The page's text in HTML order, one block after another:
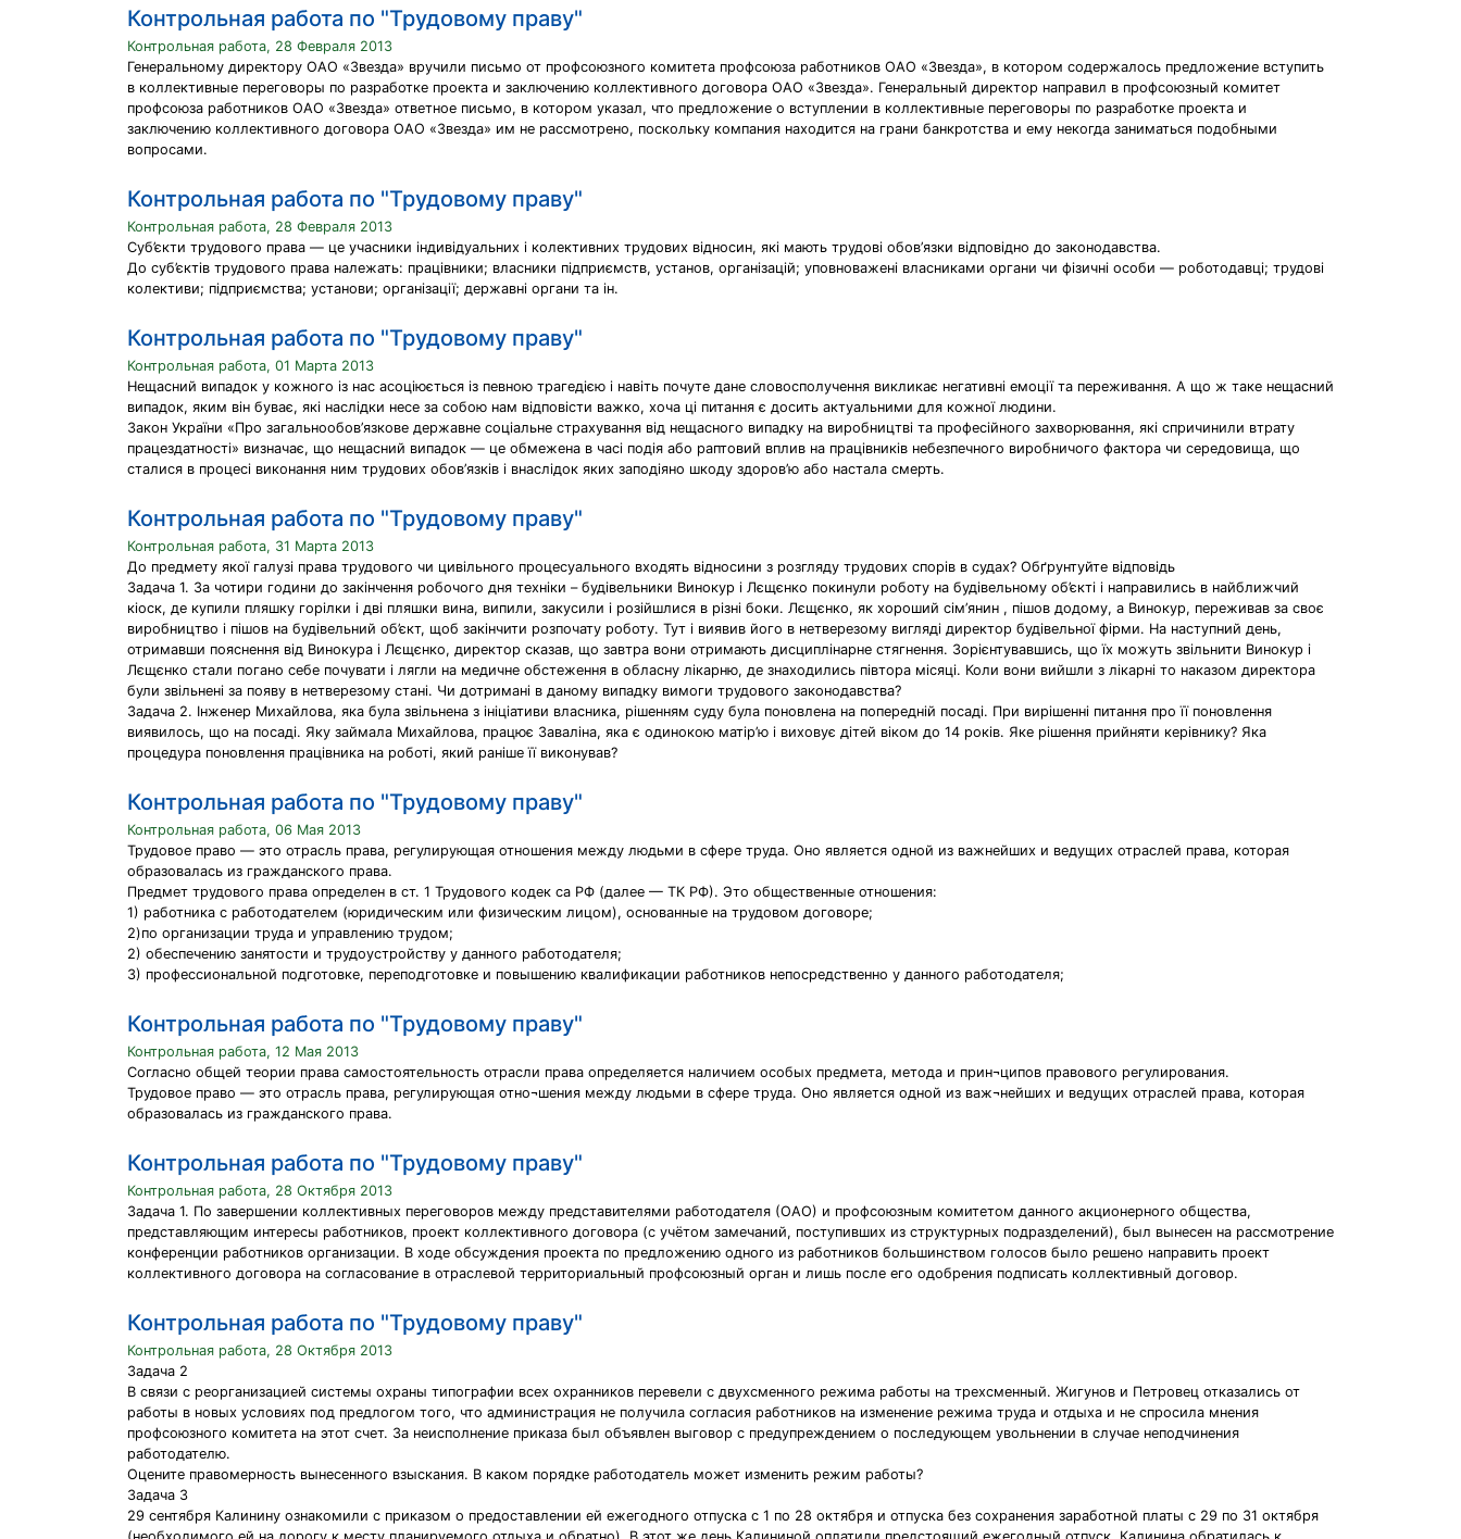
Контрольная работа по "Трудовому праву"
Контрольная работа, 28 Февраля 2013
Генеральному директору ОАО «Звезда» вручили письмо от профсоюзного комитета профсоюза работников ОАО «Звезда», в котором содержалось предложение вступить
в коллективные переговоры по разработке проекта и заключению коллективного договора ОАО «Звезда». Генеральный директор направил в профсоюзный комитет
профсоюза работников ОАО «Звезда» ответное письмо, в котором указал, что предложение о вступлении в коллективные переговоры по разработке проекта и
заключению коллективного договора ОАО «Звезда» им не рассмотрено, поскольку компания находится на грани банкротства и ему некогда заниматься подобными
вопросами.
Контрольная работа по "Трудовому праву"
Контрольная работа, 28 Февраля 2013
Суб’єкти трудового права — це учасники індивідуальних і колективних трудових відносин, які мають трудові обов’язки відповідно до законодавства.
До суб’єктів трудового права належать: працівники; власники підприємств, установ, організацій; уповноважені власниками органи чи фізичні особи — роботодавці; трудові
колективи; підприємства; установи; організації; державні органи та ін.
Контрольная работа по "Трудовому праву"
Контрольная работа, 01 Марта 2013
Нещасний випадок у кожного із нас асоціюється із певною трагедією і навіть почуте дане словосполучення викликає негативні емоції та переживання. А що ж таке нещасний
випадок, яким він буває, які наслідки несе за собою нам відповісти важко, хоча ці питання є досить актуальними для кожної людини.
Закон України «Про загальнообов’язкове державне соціальне страхування від нещасного випадку на виробництві та професійного захворювання, які спричинили втрату
працездатності» визначає, що нещасний випадок — це обмежена в часі подія або раптовий вплив на працівників небезпечного виробничого фактора чи середовища, що
сталися в процесі виконання ним трудових обов’язків і внаслідок яких заподіяно шкоду здоров’ю або настала смерть.
Контрольная работа по "Трудовому праву"
Контрольная работа, 31 Марта 2013
До предмету якої галузі права трудового чи цивільного процесуального входять відносини з розгляду трудових спорів в судах? Обґрунтуйте відповідь
Задача 1. За чотири години до закінчення робочого дня техніки – будівельники Винокур і Лєщєнко покинули роботу на будівельному об’єкті і направились в найближчий
кіоск, де купили пляшку горілки і дві пляшки вина, випили, закусили і розійшлися в різні боки. Лєщєнко, як хороший сім’янин , пішов додому, а Винокур, переживав за своє
виробництво і пішов на будівельний об’єкт, щоб закінчити розпочату роботу. Тут і виявив його в нетверезому вигляді директор будівельної фірми. На наступний день,
отримавши пояснення від Винокура і Лєщєнко, директор сказав, що завтра вони отримають дисциплінарне стягнення. Зорієнтувавшись, що їх можуть звільнити Винокур і
Лєщєнко стали погано себе почувати і лягли на медичне обстеження в обласну лікарню, де знаходились півтора місяці. Коли вони вийшли з лікарні то наказом директора
були звільнені за появу в нетверезому стані. Чи дотримані в даному випадку вимоги трудового законодавства?
Задача 2. Інженер Михайлова, яка була звільнена з ініціативи власника, рішенням суду була поновлена на попередній посаді. При вирішенні питання про її поновлення
виявилось, що на посаді. Яку займала Михайлова, працює Заваліна, яка є одинокою матір’ю і виховує дітей віком до 14 років. Яке рішення прийняти керівнику? Яка
процедура поновлення працівника на роботі, який раніше її виконував?
Контрольная работа по "Трудовому праву"
Контрольная работа, 06 Мая 2013
Трудовое право — это отрасль права, регулирующая отношения между людьми в сфере труда. Оно является одной из важнейших и ведущих отраслей права, которая
образовалась из гражданского права.
Предмет трудового права определен в ст. 1 Трудового кодек са РФ (далее — ТК РФ). Это общественные отношения:
1) работника с работодателем (юридическим или физическим лицом), основанные на трудовом договоре;
2)по организации труда и yпpaвлению трудом;
2) обеспечению занятости и трудоустройству у данного работодателя;
3) профессиональной подготовке, переподготовке и повышению квалификации работников непосредственно у данного работодателя;
Контрольная работа по "Трудовому праву"
Контрольная работа, 12 Мая 2013
Согласно общей теории права самостоятельность отрасли права определяется наличием особых предмета, метода и прин¬ципов правового регулирования.
Трудовое право — это отрасль права, регулирующая отно¬шения между людьми в сфере труда. Оно является одной из важ¬нейших и ведущих отраслей права, которая
образовалась из гражданского права.
Контрольная работа по "Трудовому праву"
Контрольная работа, 28 Октября 2013
Задача 1. По завершении коллективных переговоров между представителями работодателя (ОАО) и профсоюзным комитетом данного акционерного общества,
представляющим интересы работников, проект коллективного договора (с учётом замечаний, поступивших из структурных подразделений), был вынесен на рассмотрение
конференции работников организации. В ходе обсуждения проекта по предложению одного из работников большинством голосов было решено направить проект
коллективного договора на согласование в отраслевой территориальный профсоюзный орган и лишь после его одобрения подписать коллективный договор.
Контрольная работа по "Трудовому праву"
Контрольная работа, 28 Октября 2013
Задача 2
В связи с реорганизацией системы охраны типографии всех охранников перевели с двухсменного режима работы на трехсменный. Жигунов и Петровец отказались от
работы в новых условиях под предлогом того, что администрация не получила согласия работников на изменение режима труда и отдыха и не спросила мнения
профсоюзного комитета на этот счет. За неисполнение приказа был объявлен выговор с предупреждением о последующем увольнении в случае неподчинения
работодателю.
Оцените правомерность вынесенного взыскания. В каком порядке работодатель может изменить режим работы?
Задача 3
29 сентября Калинину ознакомили с приказом о предоставлении ей ежегодного отпуска с 1 по 28 октября и отпуска без сохранения заработной платы с 29 по 31 октября